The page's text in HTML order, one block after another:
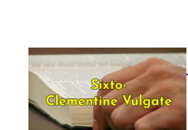
The
Vulgate
July 12, 2025